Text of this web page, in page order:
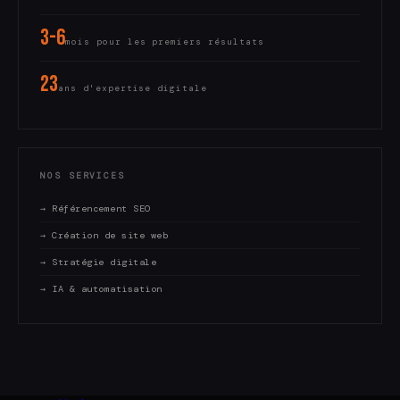
3-6mois pour les premiers résultats
23ans d'expertise digitale
NOS SERVICES
→ Référencement SEO
→ Création de site web
→ Stratégie digitale
→ IA & automatisation